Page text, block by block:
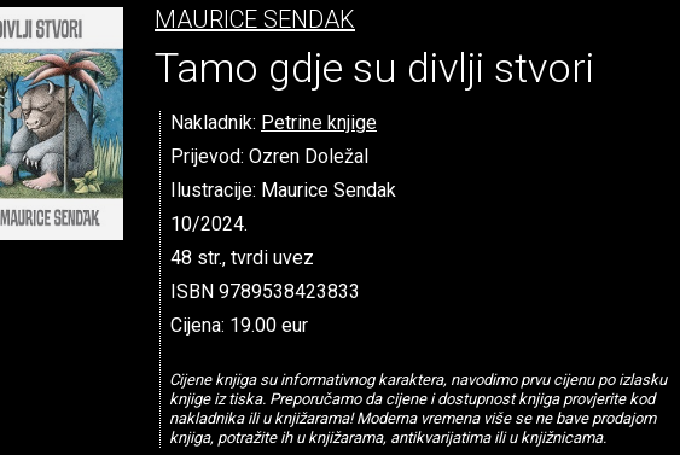
MAURICE SENDAK
Tamo gdje su divlji stvori
Nakladnik: Petrine knjige
Prijevod: Ozren Doležal
Ilustracije: Maurice Sendak
10/2024.
48 str., tvrdi uvez
ISBN 9789538423833
Cijena: 19.00 eur
Cijene knjiga su informativnog karaktera, navodimo prvu cijenu po izlasku
knjige iz tiska. Preporučamo da cijene i dostupnost knjiga provjerite kod
nakladnika ili u knjižarama! Moderna vremena više se ne bave prodajom
knjiga, potražite ih u knjižarama, antikvarijatima ili u knjižnicama.